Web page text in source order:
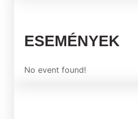
ESEMÉNYEK
No event found!